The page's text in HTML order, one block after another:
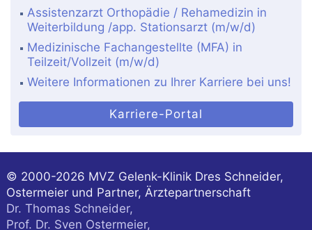
Assistenzarzt Orthopädie / Rehamedizin in
Weiterbildung /app. Stationsarzt (m/w/d)
Medizinische Fachangestellte (MFA) in
Teilzeit/Vollzeit (m/w/d)
Weitere Informationen zu Ihrer Karriere bei uns!
Karriere-Portal
© 2000-2026 MVZ Gelenk-Klinik Dres Schneider,
Ostermeier und Partner, Ärztepartnerschaft
Dr. Thomas Schneider,
Prof. Dr. Sven Ostermeier,